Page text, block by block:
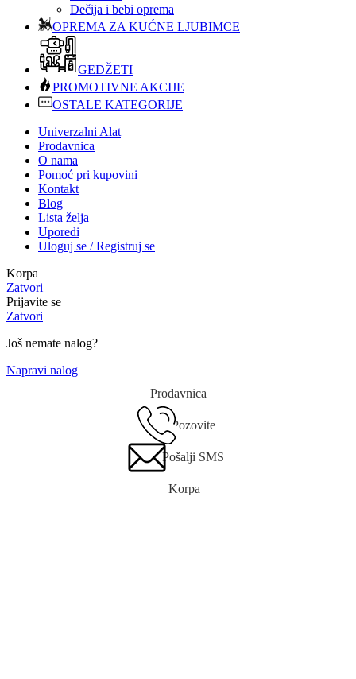
Dečija i bebi oprema
OPREMA ZA KUĆNE LJUBIMCE
GEDŽETI
PROMOTIVNE AKCIJE
OSTALE KATEGORIJE
Univerzalni Alat
Prodavnica
O nama
Pomoć pri kupovini
Kontakt
Blog
Lista želja
Uporedi
Uloguj se / Registruj se
Korpa
Zatvori
Prijavite se
Zatvori
Još nemate nalog?
Napravi nalog
Prodavnica
Pozovite
Pošalji SMS
Korpa